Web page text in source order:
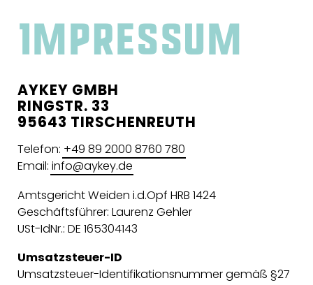
Impressum
AYKEY GMBH
RINGSTR. 33
95643 TIRSCHENREUTH
Telefon: +49 89 2000 8760 780
Email: info@aykey.de
Amtsgericht Weiden i.d.Opf HRB 1424
Geschäftsführer: Laurenz Gehler
USt-IdNr.: DE 165304143
Umsatzsteuer-ID
Umsatzsteuer-Identifikationsnummer gemäß §27